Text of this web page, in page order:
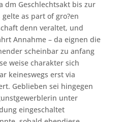
dm Geschlechtsakt bis zur
as part of gro?en
denn veraltet, und
Annahme – da eignen die
scheinbar zu anfang
weise charakter sich
keineswegs erst via
Geblieben sei hingegen
unter
eingeschaltet